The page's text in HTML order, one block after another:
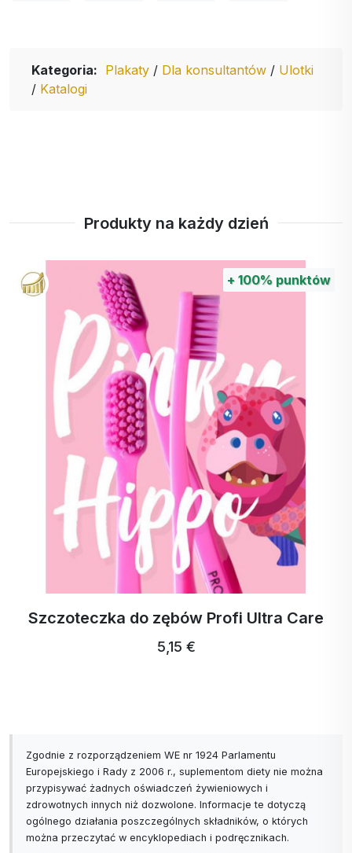
Kategoria: Plakaty / Dla konsultantów / Ulotki
/ Katalogi
Produkty na każdy dzień
+ 100% punktów
Szczoteczka do zębów Profi Ultra Care
5,15 €
Zgodnie z rozporządzeniem WE nr 1924 Parlamentu
Europejskiego i Rady z 2006 r., suplementom diety nie można
przypisywać żadnych oświadczeń żywieniowych i
zdrowotnych innych niż dozwolone. Informacje te dotyczą
ogólnego działania poszczególnych składników, o których
można przeczytać w encyklopediach i podręcznikach.